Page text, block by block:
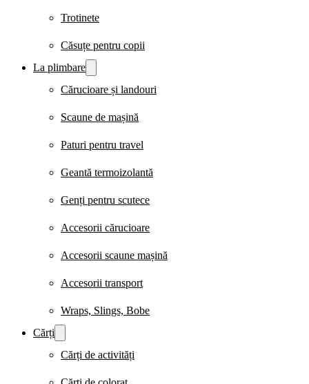
Trotinete
Căsuțe pentru copii
La plimbare
Cărucioare și landouri
Scaune de mașină
Paturi pentru travel
Geantă termoizolantă
Genți pentru scutece
Accesorii cărucioare
Accesorii scaune mașină
Accesorii transport
Wraps, Slings, Bobe
Cărți
Cărți de activități